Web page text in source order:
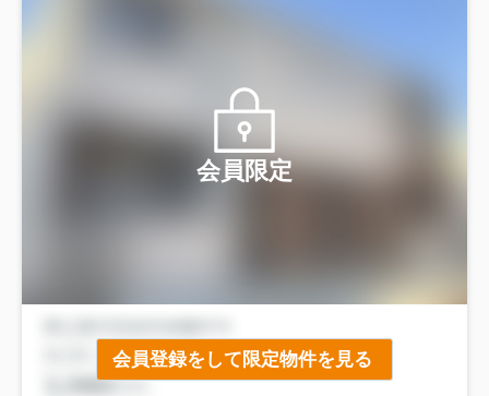
会員限定
会員登録をして限定物件を見る